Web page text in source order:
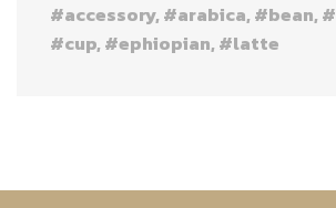
accessory arabica bean
cup
ephiopian latte